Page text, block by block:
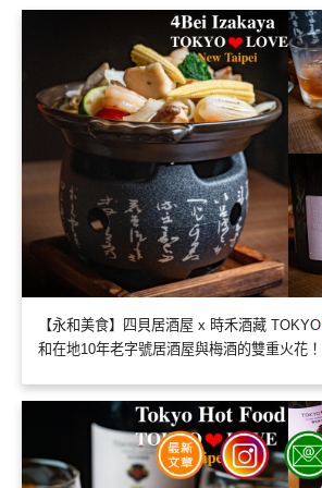
【永和美食】四貝居酒屋 x 時禾酒藏 TOKYO
和在地10年老字號居酒屋與梅酒的雙重火花！